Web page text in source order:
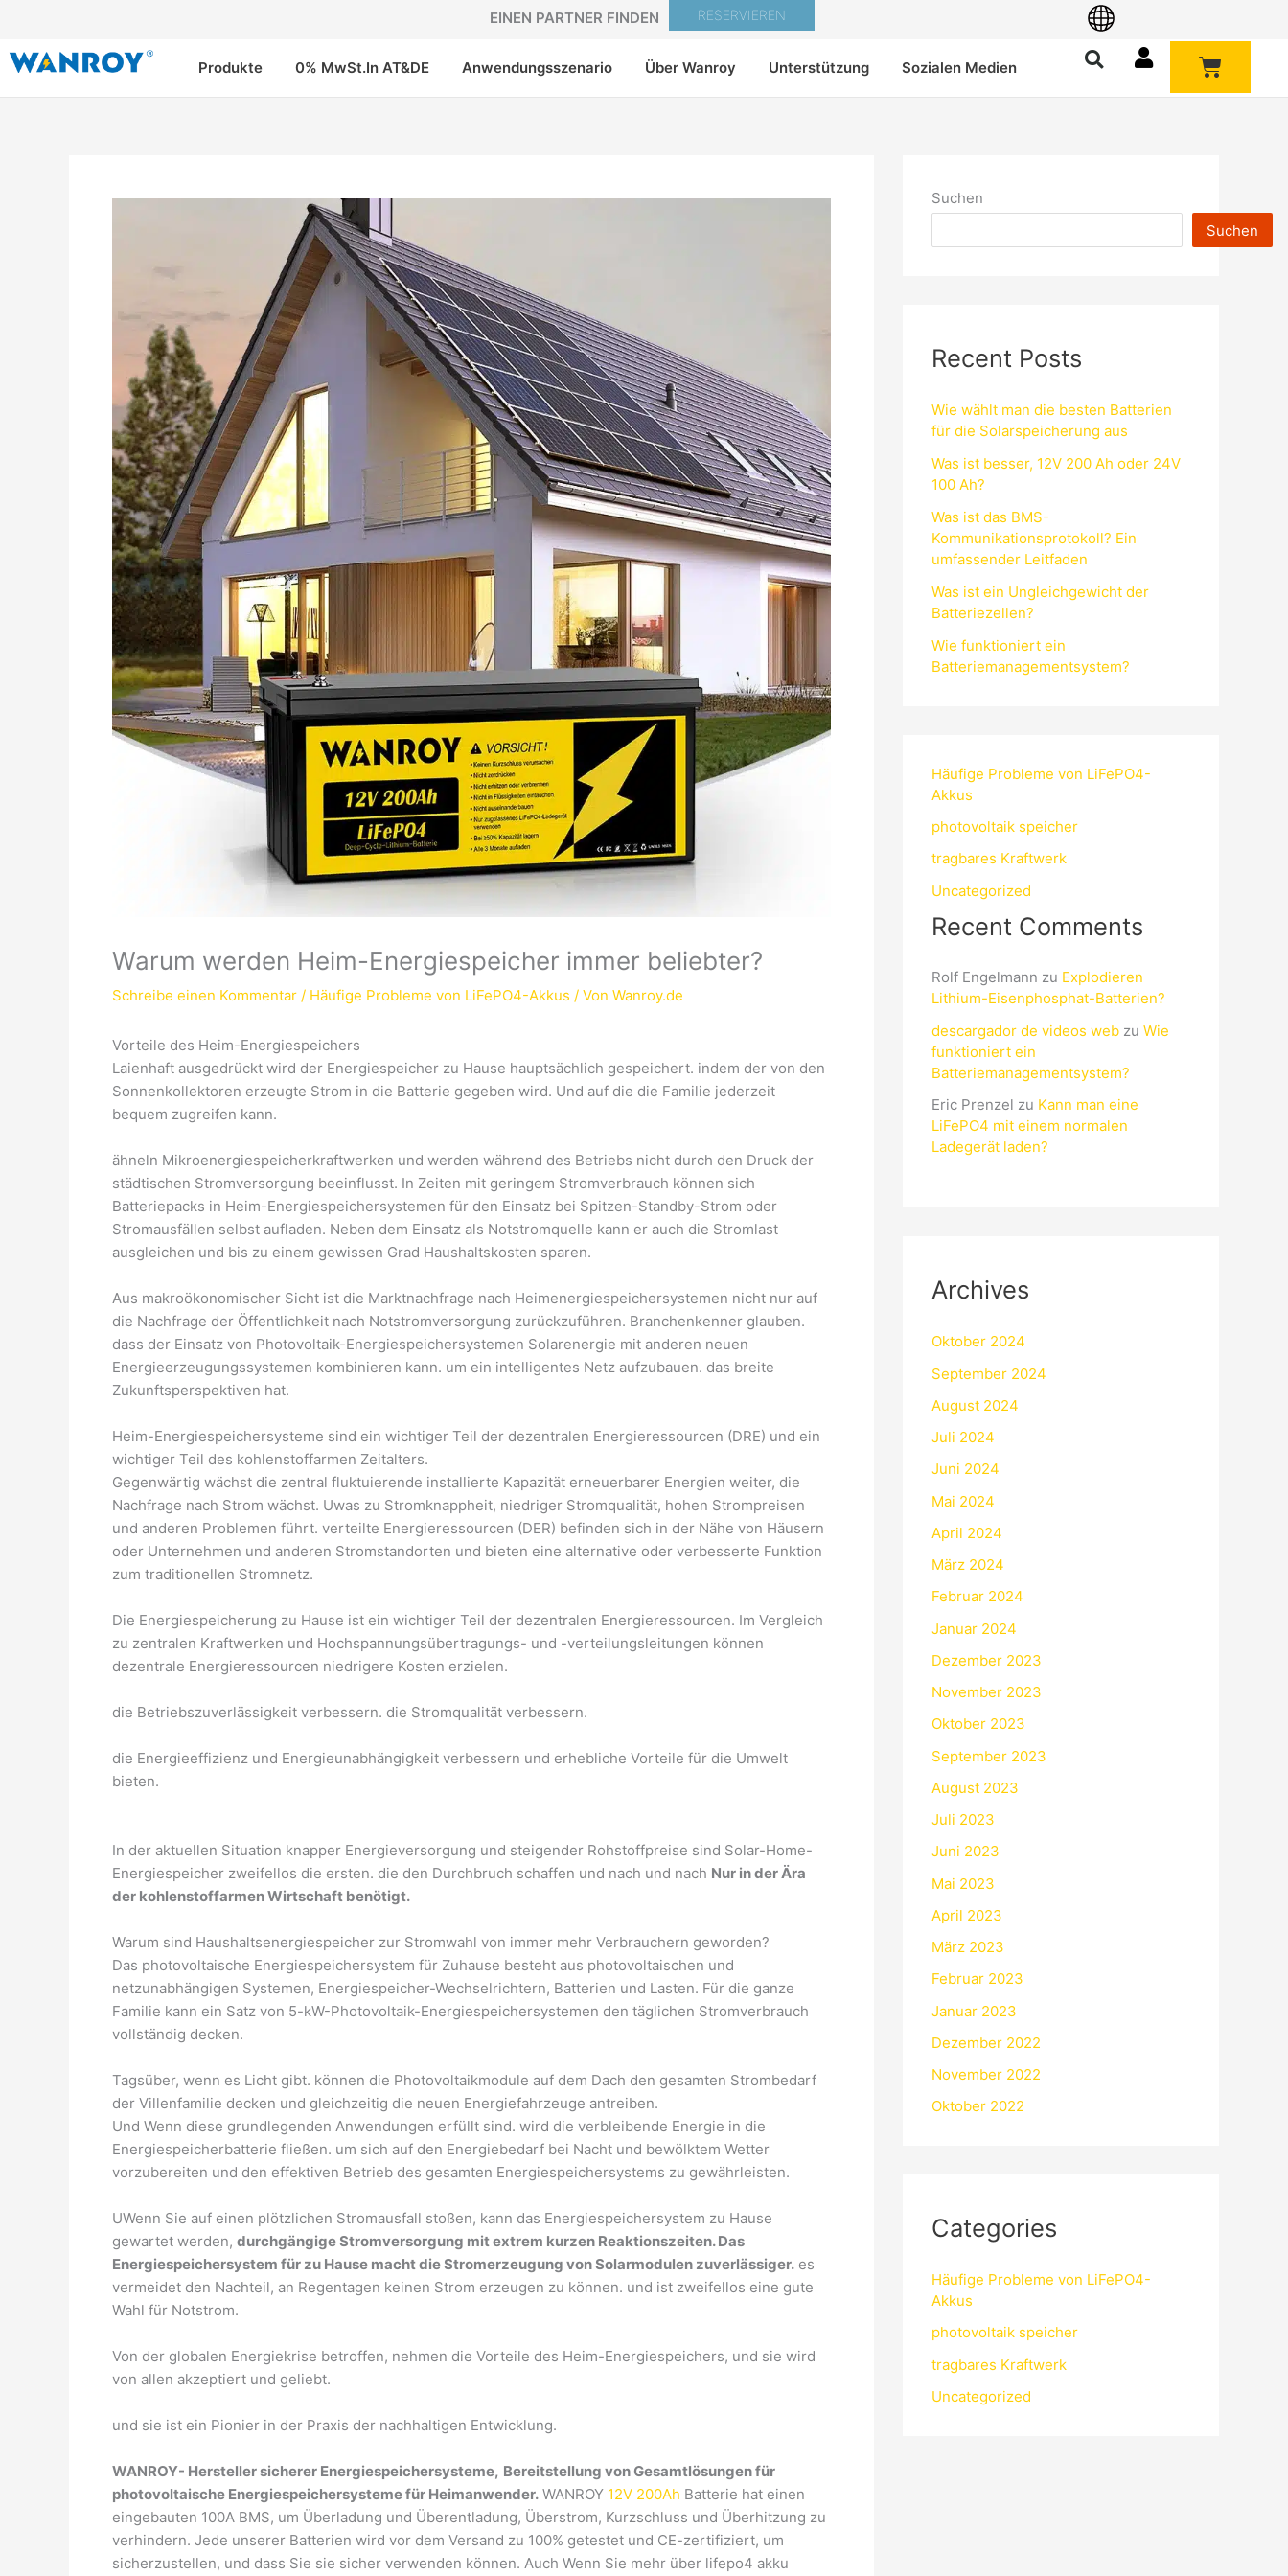
springen
EINEN PARTNER FINDEN RESERVIEREN
Produkte 0% MwSt.In AT&DE Anwendungsszenario Über Wanroy Unterstützung Sozialen Medien
Warum werden Heim-Energiespeicher immer beliebter?
Schreibe einen Kommentar / Häufige Probleme von LiFePO4-Akkus / Von Wanroy.de
Vorteile des Heim-Energiespeichers
Laienhaft ausgedrückt wird der Energiespeicher zu Hause hauptsächlich gespeichert. indem der von den
Sonnenkollektoren erzeugte Strom in die Batterie gegeben wird. Und auf die die Familie jederzeit
bequem zugreifen kann.
ähneln Mikroenergiespeicherkraftwerken und werden während des Betriebs nicht durch den Druck der
städtischen Stromversorgung beeinflusst. In Zeiten mit geringem Stromverbrauch können sich
Batteriepacks in Heim-Energiespeichersystemen für den Einsatz bei Spitzen-Standby-Strom oder
Stromausfällen selbst aufladen. Neben dem Einsatz als Notstromquelle kann er auch die Stromlast
ausgleichen und bis zu einem gewissen Grad Haushaltskosten sparen.
Aus makroökonomischer Sicht ist die Marktnachfrage nach Heimenergiespeichersystemen nicht nur auf
die Nachfrage der Öffentlichkeit nach Notstromversorgung zurückzuführen. Branchenkenner glauben.
dass der Einsatz von Photovoltaik-Energiespeichersystemen Solarenergie mit anderen neuen
Energieerzeugungssystemen kombinieren kann. um ein intelligentes Netz aufzubauen. das breite
Zukunftsperspektiven hat.
Heim-Energiespeichersysteme sind ein wichtiger Teil der dezentralen Energieressourcen (DRE) und ein
wichtiger Teil des kohlenstoffarmen Zeitalters.
Gegenwärtig wächst die zentral fluktuierende installierte Kapazität erneuerbarer Energien weiter, die
Nachfrage nach Strom wächst. Uwas zu Stromknappheit, niedriger Stromqualität, hohen Strompreisen
und anderen Problemen führt. verteilte Energieressourcen (DER) befinden sich in der Nähe von Häusern
oder Unternehmen und anderen Stromstandorten und bieten eine alternative oder verbesserte Funktion
zum traditionellen Stromnetz.
Die Energiespeicherung zu Hause ist ein wichtiger Teil der dezentralen Energieressourcen. Im Vergleich
zu zentralen Kraftwerken und Hochspannungsübertragungs- und -verteilungsleitungen können
dezentrale Energieressourcen niedrigere Kosten erzielen.
die Betriebszuverlässigkeit verbessern. die Stromqualität verbessern.
die Energieeffizienz und Energieunabhängigkeit verbessern und erhebliche Vorteile für die Umwelt
bieten.
In der aktuellen Situation knapper Energieversorgung und steigender Rohstoffpreise sind Solar-Home-
Energiespeicher zweifellos die ersten. die den Durchbruch schaffen und nach und nach Nur in der Ära
der kohlenstoffarmen Wirtschaft benötigt.
Warum sind Haushaltsenergiespeicher zur Stromwahl von immer mehr Verbrauchern geworden?
Das photovoltaische Energiespeichersystem für Zuhause besteht aus photovoltaischen und
netzunabhängigen Systemen, Energiespeicher-Wechselrichtern, Batterien und Lasten. Für die ganze
Familie kann ein Satz von 5-kW-Photovoltaik-Energiespeichersystemen den täglichen Stromverbrauch
vollständig decken.
Tagsüber, wenn es Licht gibt. können die Photovoltaikmodule auf dem Dach den gesamten Strombedarf
der Villenfamilie decken und gleichzeitig die neuen Energiefahrzeuge antreiben.
Und Wenn diese grundlegenden Anwendungen erfüllt sind. wird die verbleibende Energie in die
Energiespeicherbatterie fließen. um sich auf den Energiebedarf bei Nacht und bewölktem Wetter
vorzubereiten und den effektiven Betrieb des gesamten Energiespeichersystems zu gewährleisten.
UWenn Sie auf einen plötzlichen Stromausfall stoßen, kann das Energiespeichersystem zu Hause
gewartet werden, durchgängige Stromversorgung mit extrem kurzen Reaktionszeiten. Das
Energiespeichersystem für zu Hause macht die Stromerzeugung von Solarmodulen zuverlässiger. es
vermeidet den Nachteil, an Regentagen keinen Strom erzeugen zu können. und ist zweifellos eine gute
Wahl für Notstrom.
Von der globalen Energiekrise betroffen, nehmen die Vorteile des Heim-Energiespeichers, und sie wird
von allen akzeptiert und geliebt.
und sie ist ein Pionier in der Praxis der nachhaltigen Entwicklung.
WANROY- Hersteller sicherer Energiespeichersysteme, Bereitstellung von Gesamtlösungen für
photovoltaische Energiespeichersysteme für Heimanwender. WANROY 12V 200Ah Batterie hat einen
eingebauten 100A BMS, um Überladung und Überentladung, Überstrom, Kurzschluss und Überhitzung zu
verhindern. Jede unserer Batterien wird vor dem Versand zu 100% getestet und CE-zertifiziert, um
sicherzustellen, und dass Sie sie sicher verwenden können. Auch Wenn Sie mehr über lifepo4 akku
Suchen
Suchen
Recent Posts
Wie wählt man die besten Batterien
für die Solarspeicherung aus
Was ist besser, 12V 200 Ah oder 24V
100 Ah?
Was ist das BMS-
Kommunikationsprotokoll? Ein
umfassender Leitfaden
Was ist ein Ungleichgewicht der
Batteriezellen?
Wie funktioniert ein
Batteriemanagementsystem?
Häufige Probleme von LiFePO4-
Akkus
photovoltaik speicher
tragbares Kraftwerk
Uncategorized
Recent Comments
Rolf Engelmann zu Explodieren
Lithium-Eisenphosphat-Batterien?
descargador de videos web zu Wie
funktioniert ein
Batteriemanagementsystem?
Eric Prenzel zu Kann man eine
LiFePO4 mit einem normalen
Ladegerät laden?
Archives
Oktober 2024
September 2024
August 2024
Juli 2024
Juni 2024
Mai 2024
April 2024
März 2024
Februar 2024
Januar 2024
Dezember 2023
November 2023
Oktober 2023
September 2023
August 2023
Juli 2023
Juni 2023
Mai 2023
April 2023
März 2023
Februar 2023
Januar 2023
Dezember 2022
November 2022
Oktober 2022
Categories
Häufige Probleme von LiFePO4-
Akkus
photovoltaik speicher
tragbares Kraftwerk
Uncategorized